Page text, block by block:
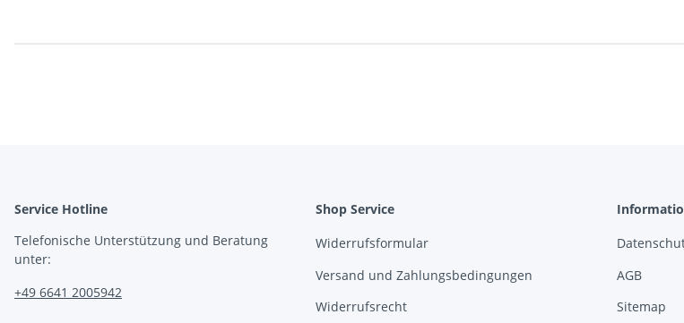
Service Hotline
Telefonische Unterstützung und Beratung
unter:
+49 6641 2005942
Shop Service
Widerrufsformular
Versand und Zahlungsbedingungen
Widerrufsrecht
AGB
Sitemap